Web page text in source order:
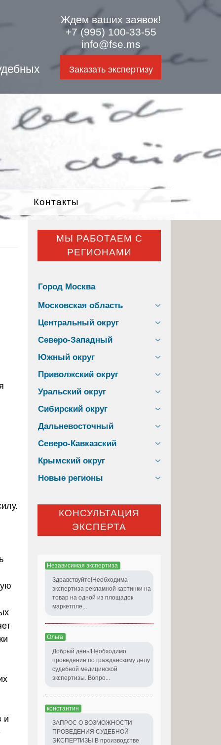
Ждем ваших заявок!
+7 (995) 100-33-55
info@fse.ms
Заказать экспертизу
Контакты
и
МЫ РАБОТАЕМ С
РЕГИОНАМИ
Город Москва
Московская область
Центральный округ
Северо-Западный
Южный округ
Приволжский округ
Уральский округ
Сибирский округ
Дальневосточный
Северо-Кавказский
Крымский округ
Новые регионы
КОНСУЛЬТАЦИЯ
ЭКСПЕРТА
Независимая экспертиза
Здравствуйте!Необходима
экспертиза рекламной картинки на
товар на одной из площадок
маркетпле...
Ольга
Добрый день!Необходимо
проведение по гражданскому делу
судебной медицинской
экспертизы. Вопро...
константин
ЗАПРОС О ВОЗМОЖНОСТИ
ПРОВЕДЕНИЯ СУДЕБНОЙ
ЭКСПЕРТИЗЫ В производстве